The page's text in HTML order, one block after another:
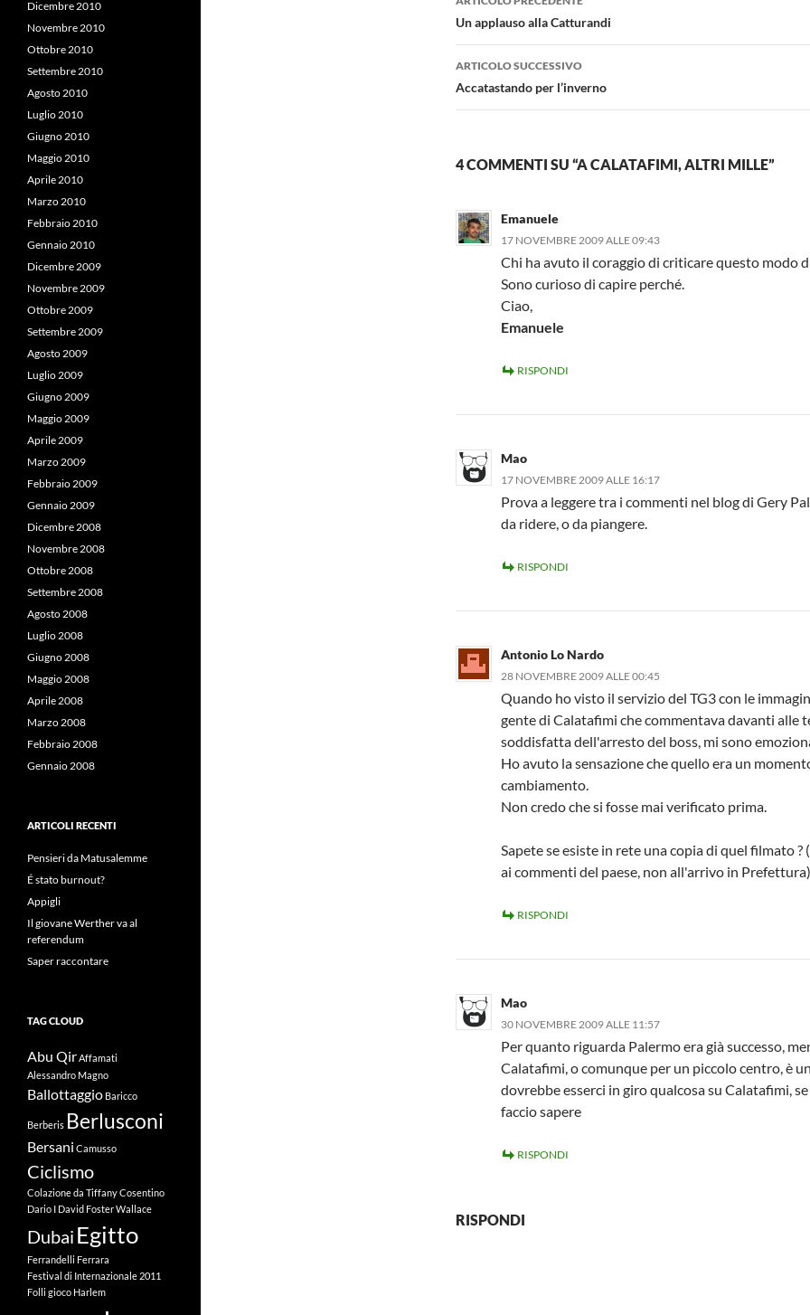
articolo
Un applauso alla Catturandi
ARTICOLO SUCCESSIVO
Accatastando per l’inverno
4 COMMENTI SU “A CALATAFIMI, ALTRI MILLE”
Emanuele
17 NOVEMBRE 2009 ALLE 09:43
Chi ha avuto il coraggio di criticare questo modo
Sono curioso di capire perché.
Ciao,
Emanuele
RISPONDI
Mao
17 NOVEMBRE 2009 ALLE 16:17
Prova a leggere tra i commenti nel blog di Gery
da ridere, o da piangere.
RISPONDI
Antonio Lo Nardo
28 NOVEMBRE 2009 ALLE 00:45
Quando ho visto il servizio del TG3 con le
gente di Calatafimi che commentava davanti alle
soddisfatta dell'arresto del boss, mi sono
Ho avuto la sensazione che quello era un
cambiamento.
Non credo che si fosse mai verificato prima.
Sapete se esiste in rete una copia di quel filmato
ai commenti del paese, non all'arrivo in
RISPONDI
Mao
30 NOVEMBRE 2009 ALLE 11:57
Per quanto riguarda Palermo era già successo,
Calatafimi, o comunque per un piccolo centro, è
dovrebbe esserci in giro qualcosa su Calatafimi,
faccio sapere
RISPONDI
RISPONDI
Dicembre 2010
Novembre 2010
Ottobre 2010
Settembre 2010
Agosto 2010
Luglio 2010
Giugno 2010
Maggio 2010
Aprile 2010
Marzo 2010
Febbraio 2010
Gennaio 2010
Dicembre 2009
Novembre 2009
Ottobre 2009
Settembre 2009
Agosto 2009
Luglio 2009
Giugno 2009
Maggio 2009
Aprile 2009
Marzo 2009
Febbraio 2009
Gennaio 2009
Dicembre 2008
Novembre 2008
Ottobre 2008
Settembre 2008
Agosto 2008
Luglio 2008
Giugno 2008
Maggio 2008
Aprile 2008
Marzo 2008
Febbraio 2008
Gennaio 2008
ARTICOLI RECENTI
Pensieri da Matusalemme
É stato burnout?
Appigli
Il giovane Werther va al
referendum
Saper raccontare
TAG CLOUD
Abu QirAffamati
Alessandro Magno
Ballottaggio Baricco
Berberis Berlusconi
Bersani Camusso
Ciclismo
Colazione da TiffanyCosentino
Dario I David Foster Wallace
Dubai Egitto
Ferrandelli Ferrara
Festival di Internazionale 2011
Folli gioco Harlem